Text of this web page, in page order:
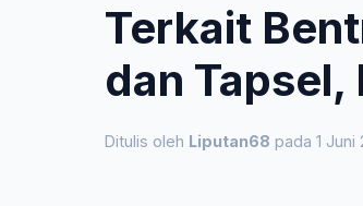
Terkait
dan
Ditulis oleh Liputan68 pada 1 Juni